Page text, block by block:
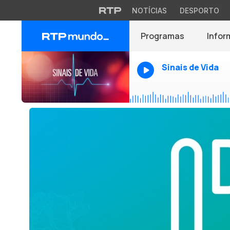
NOTÍCIAS DESPORTO
Programas
Sinais de Vida